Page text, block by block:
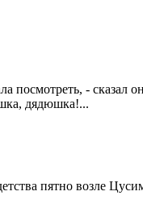
посмотреть, -
дядюшка!...
пятно возле